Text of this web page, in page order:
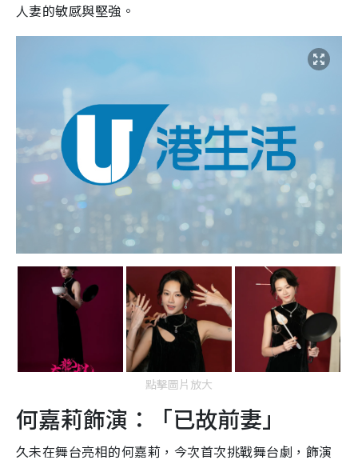
人妻的敏感與堅強。
點擊圖片放大
何嘉莉飾演：「已故前妻」
久未在舞台亮相的何嘉莉，今次首次挑戰舞台劇，飾演